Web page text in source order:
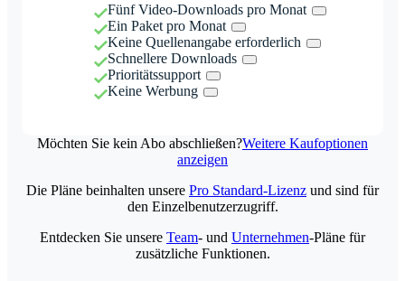
Fünf Video-Downloads pro Monat
Ein Paket pro Monat
Keine Quellenangabe erforderlich
Schnellere Downloads
Prioritätssupport
Keine Werbung
Möchten Sie kein Abo abschließen?Weitere Kaufoptionen
anzeigen
Die Pläne beinhalten unsere Pro Standard-Lizenz und sind für
den Einzelbenutzerzugriff.
Entdecken Sie unsere Team- und Unternehmen-Pläne für
zusätzliche Funktionen.